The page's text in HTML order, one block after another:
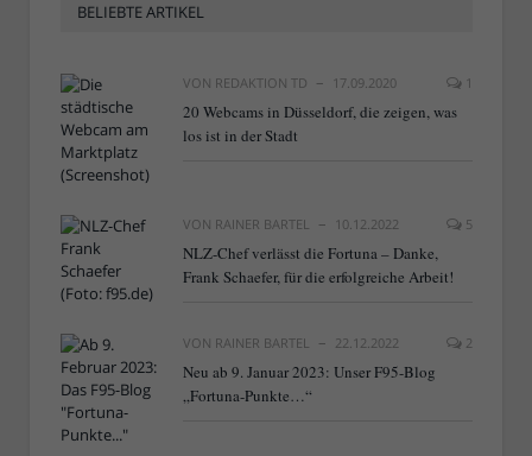
BELIEBTE ARTIKEL
VON REDAKTION TD 17.09.2020 1
20 Webcams in Düsseldorf, die zeigen, was
los ist in der Stadt
VON RAINER BARTEL 10.12.2022 5
NLZ-Chef verlässt die Fortuna – Danke,
Frank Schaefer, für die erfolgreiche Arbeit!
VON RAINER BARTEL 22.12.2022 2
Neu ab 9. Januar 2023: Unser F95-Blog
„Fortuna-Punkte…“